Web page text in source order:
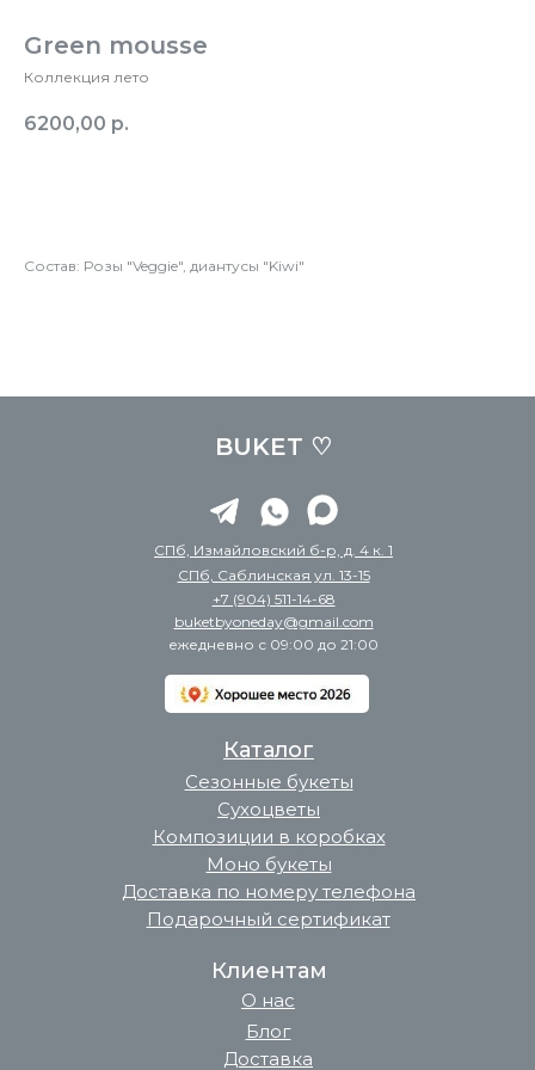
Green mousse
Коллекция лето
6200,00 р.
Состав: Розы "Veggie", диантусы "Kiwi"
BUKET ♡
Каталог
Сезонные букеты
О нас
+7 (904) 511-14-68
buketbyoneday@gmail.com
ежедневно с 09:00 до 21:00
Доставка
Сухоцветы
Композиции в коробках
Блог
СПб, Измайловский б-р, д. 4 к. 1
СПб, Саблинская ул. 13-15
Клиентам
Доставка по номеру телефона
Подарочный сертификат
Моно букеты